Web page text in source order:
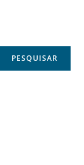
PESQUISAR